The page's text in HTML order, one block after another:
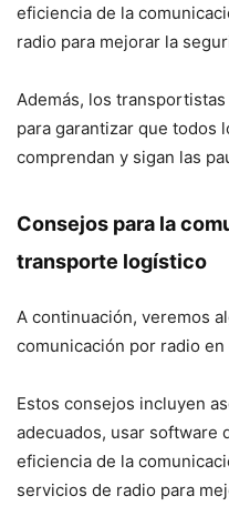
eficiencia de la
radio para mejorar la
Además, los
para garantizar que todos
comprendan y sigan las
Consejos para la
transporte logístico
A continuación, veremos
comunicación por radio
Estos consejos incluyen
adecuados, usar software
eficiencia de la
servicios de radio para